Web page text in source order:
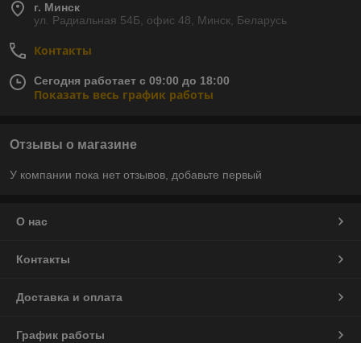
г. Минск
ул. Радиальная 54Б, офис 48, Минск, Беларусь
Контакты
Сегодня работает с 09:00 до 18:00
Показать весь график работы
Отзывы о магазине
У компании пока нет отзывов, добавьте первый
О нас
Контакты
Доставка и оплата
График работы